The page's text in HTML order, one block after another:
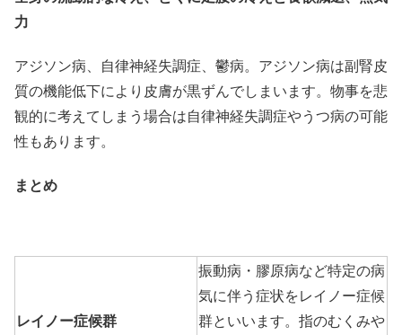
力
アジソン病、自律神経失調症、鬱病。アジソン病は副腎皮
質の機能低下により皮膚が黒ずんでしまいます。物事を悲
観的に考えてしまう場合は自律神経失調症やうつ病の可能
性もあります。
まとめ
レイノー症候群
振動病・膠原病など特定の病
気に伴う症状をレイノー症候
群といいます。指のむくみや